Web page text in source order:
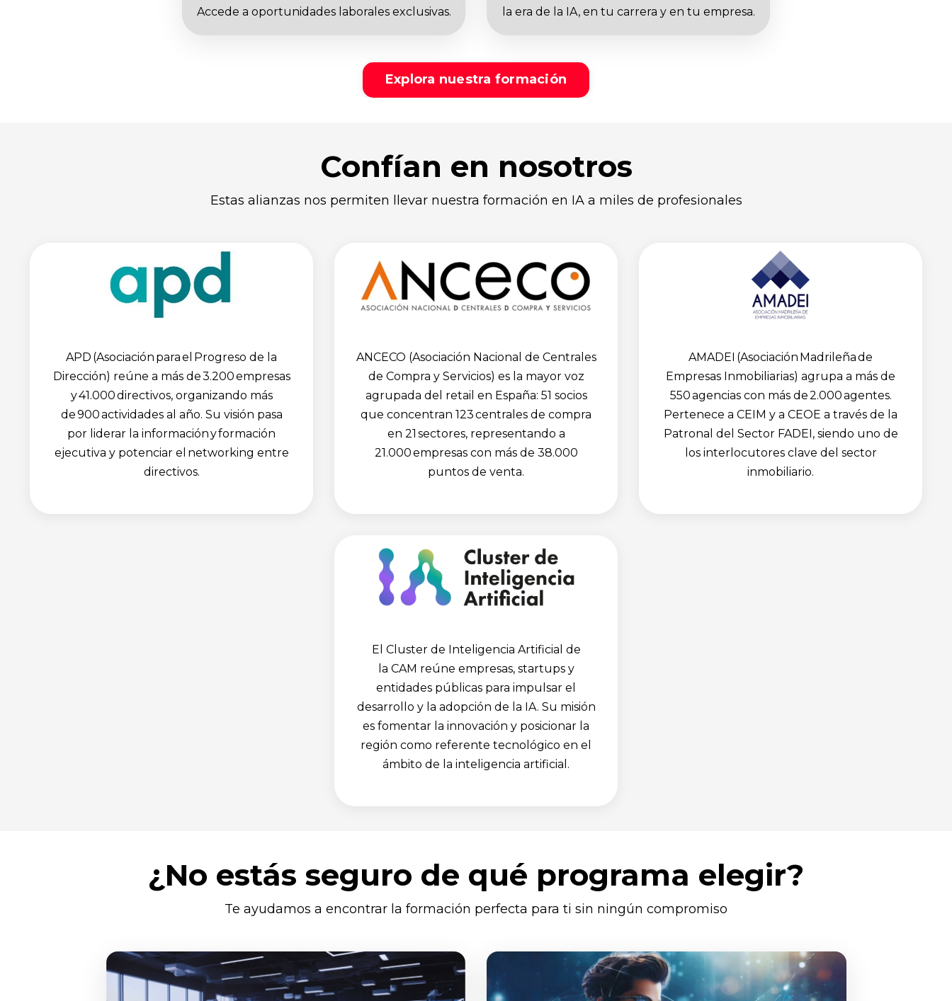
Accede a oportunidades laborales exclusivas.
la era de la IA, en tu carrera y en tu empresa.
Explora nuestra formación
Confían en nosotros
Estas alianzas nos permiten llevar nuestra formación en IA a miles de profesionales
APD (Asociación para el Progreso de la
Dirección) reúne a más de 3.200 empresas
y 41.000 directivos, organizando más
de 900 actividades al año. Su visión pasa
por liderar la información y formación
ejecutiva y potenciar el networking entre
directivos.
ANCECO (Asociación Nacional de Centrales
de Compra y Servicios) es la mayor voz
agrupada del retail en España: 51 socios
que concentran 123 centrales de compra
en 21 sectores, representando a
21.000 empresas con más de 38.000
puntos de venta.
AMADEI (Asociación Madrileña de
Empresas Inmobiliarias) agrupa a más de
550 agencias con más de 2.000 agentes.
Pertenece a CEIM y a CEOE a través de la
Patronal del Sector FADEI, siendo uno de
los interlocutores clave del sector
inmobiliario.
El Cluster de Inteligencia Artificial de
la CAM reúne empresas, startups y
entidades públicas para impulsar el
desarrollo y la adopción de la IA. Su misión
es fomentar la innovación y posicionar la
región como referente tecnológico en el
ámbito de la inteligencia artificial.
¿No estás seguro de qué programa elegir?
Te ayudamos a encontrar la formación perfecta para ti sin ningún compromiso